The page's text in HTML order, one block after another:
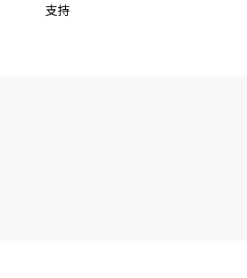
支持